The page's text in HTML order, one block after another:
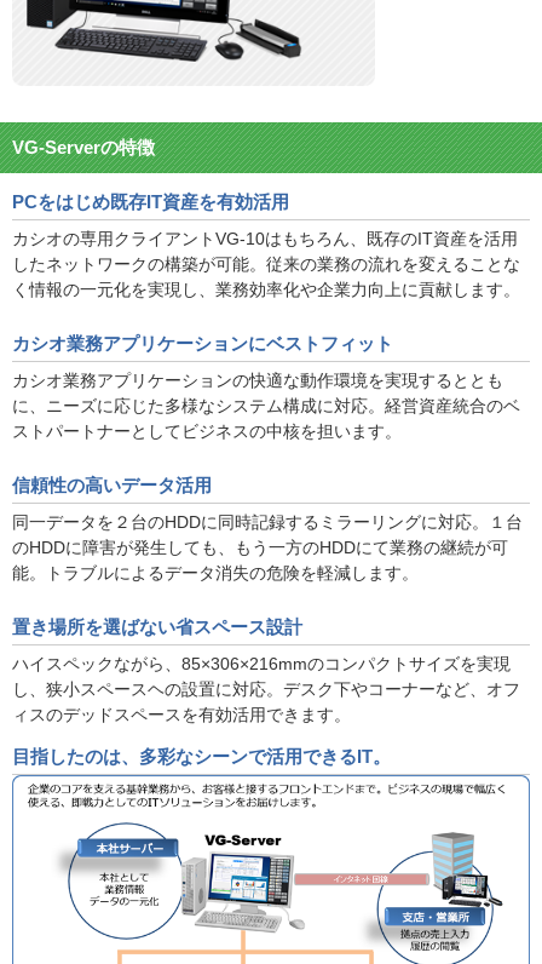
VG-Serverの特徴
PCをはじめ既存IT資産を有効活用
カシオの専用クライアントVG-10はもちろん、既存のIT資産を活用
したネットワークの構築が可能。従来の業務の流れを変えることな
く情報の一元化を実現し、業務効率化や企業力向上に貢献します。
カシオ業務アプリケーションにベストフィット
カシオ業務アプリケーションの快適な動作環境を実現するととも
に、ニーズに応じた多様なシステム構成に対応。経営資産統合のベ
ストパートナーとしてビジネスの中核を担います。
信頼性の高いデータ活用
同一データを２台のHDDに同時記録するミラーリングに対応。１台
のHDDに障害が発生しても、もう一方のHDDにて業務の継続が可
能。トラブルによるデータ消失の危険を軽減します。
置き場所を選ばない省スペース設計
ハイスペックながら、85×306×216mmのコンパクトサイズを実現
し、狭小スペースヘの設置に対応。デスク下やコーナーなど、オフ
ィスのデッドスペースを有効活用できます。
目指したのは、多彩なシーンで活用できるIT。